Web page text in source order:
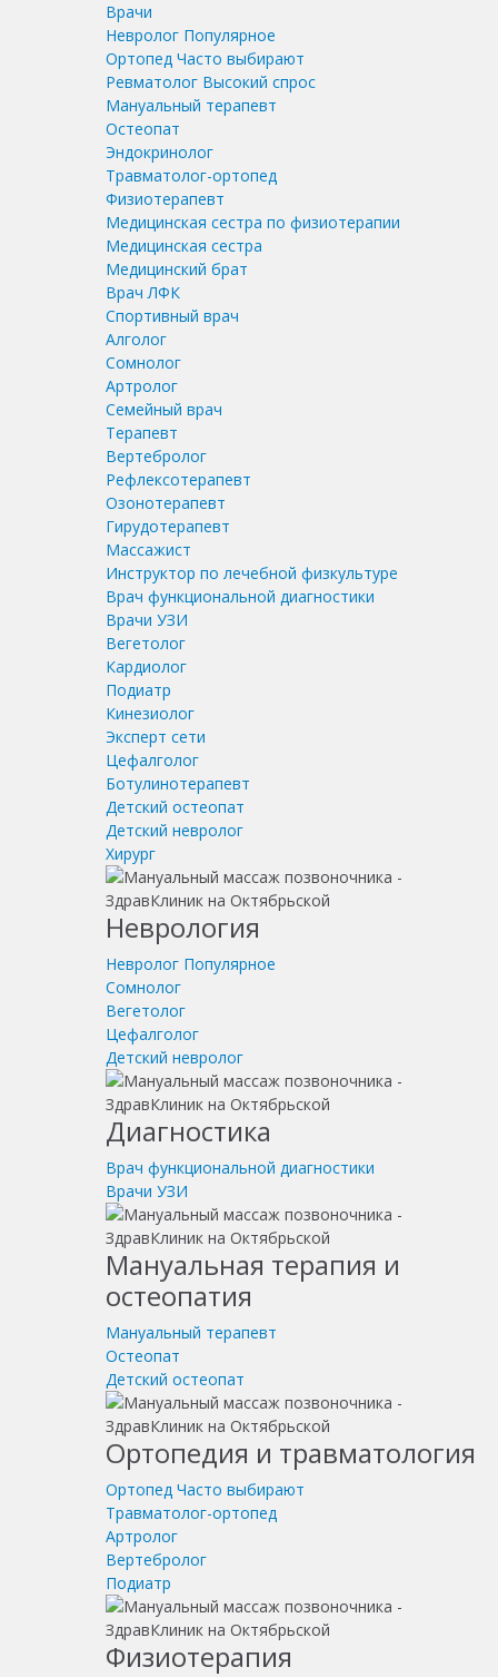
Врачи
Невролог Популярное
Ортопед Часто выбирают
Ревматолог Высокий спрос
Мануальный терапевт
Остеопат
Эндокринолог
Травматолог-ортопед
Физиотерапевт
Медицинская сестра по физиотерапии
Медицинская сестра
Медицинский брат
Врач ЛФК
Спортивный врач
Алголог
Сомнолог
Артролог
Семейный врач
Терапевт
Вертебролог
Рефлексотерапевт
Озонотерапевт
Гирудотерапевт
Массажист
Инструктор по лечебной физкультуре
Врач функциональной диагностики
Врачи УЗИ
Вегетолог
Кардиолог
Подиатр
Кинезиолог
Эксперт сети
Цефалголог
Ботулинотерапевт
Детский остеопат
Детский невролог
Хирург
Неврология
Невролог Популярное
Сомнолог
Вегетолог
Цефалголог
Детский невролог
Диагностика
Врач функциональной диагностики
Врачи УЗИ
Мануальная терапия и
остеопатия
Мануальный терапевт
Остеопат
Детский остеопат
Ортопедия и травматология
Ортопед Часто выбирают
Травматолог-ортопед
Артролог
Вертебролог
Подиатр
Физиотерапия